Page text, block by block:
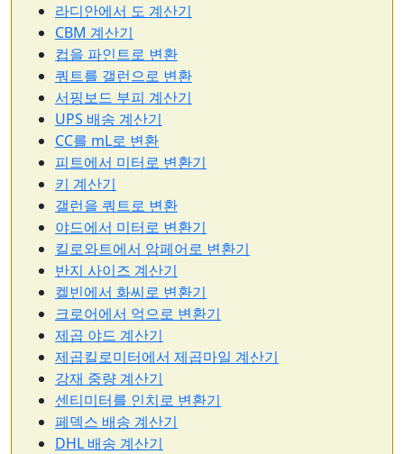
라디안에서 도 계산기
CBM 계산기
컵을 파인트로 변환
쿼트를 갤런으로 변환
서핑보드 부피 계산기
UPS 배송 계산기
CC를 mL로 변환
피트에서 미터로 변환기
키 계산기
갤런을 쿼트로 변환
야드에서 미터로 변환기
킬로와트에서 암페어로 변환기
반지 사이즈 계산기
켈빈에서 화씨로 변환기
크로어에서 억으로 변환기
제곱 야드 계산기
제곱킬로미터에서 제곱마일 계산기
강재 중량 계산기
센티미터를 인치로 변환기
페덱스 배송 계산기
DHL 배송 계산기